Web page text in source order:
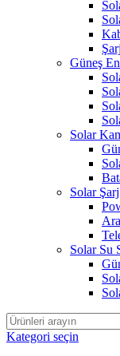
Güneş
Solar
Solar
Solar Su
Kategori seçin